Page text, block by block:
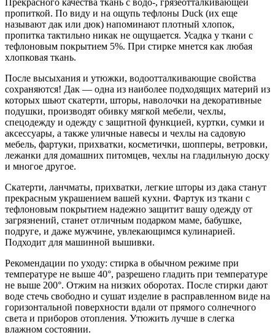
Прекрасного качества ткань с водо-, грязеотталкивающей
пропиткой. По виду и на ощупь тефлоны Duck (их еще
называют дак или дюк) напоминают плотный хлопок,
пропитка тактильно никак не ощущается. Усадка у ткани с
тефлоновым покрытием 5%. При стирке мнется как любая
хлопковая ткань.
После высыхания и утюжки, водоотталкивающие свойства
сохраняются! Дак — одна из наиболее подходящих материй из
которых шьют скатерти, шторы, наволочки на декоративные
подушки, производят обивку мягкой мебели, чехлы,
спецодежду и одежду с защитной функцией, куртки, сумки и
аксессуары, а также уличные навесы и чехлы на садовую
мебель, фартуки, прихватки, косметички, шопперы, ветровки,
лежанки для домашних питомцев, чехлы на гладильную доску
и многое другое.
Скатерти, ланчматы, прихватки, легкие шторы из дака станут
прекрасным украшением вашей кухни. Фартук из ткани с
тефлоновым покрытием надежно защитит вашу одежду от
загрязнений, станет отличным подарком маме, бабушке,
подруге, и даже мужчине, увлекающимся кулинарией.
Подходит для машинной вышивки.
Рекомендации по уходу: стирка в обычном режиме при
температуре не выше 40°, разрешено гладить при температуре
не выше 200°. Отжим на низких оборотах. После стирки дают
воде стечь свободно и сушат изделие в расправленном виде на
горизонтальной поверхности вдали от прямого солнечного
света и приборов отопления. Утюжить лучше в слегка
влажном состоянии.